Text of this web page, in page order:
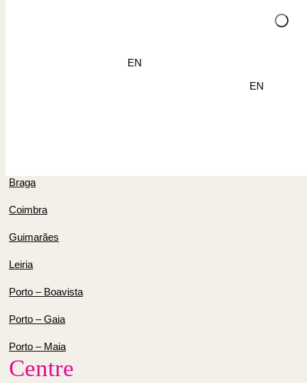
EN
EN
Braga
Coimbra
Guimarães
Leiria
Porto – Boavista
Porto – Gaia
Porto – Maia
Centre